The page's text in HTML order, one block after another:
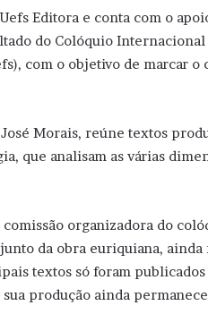
Editora e conta com o
do Colóquio
com o objetivo de marcar
Morais, reúne textos
que analisam as várias
organizadora do
da obra euriquiana,
textos só foram
produção ainda